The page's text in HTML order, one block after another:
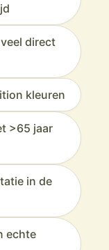
direct
kleuren
>65 jaar
in de
echte